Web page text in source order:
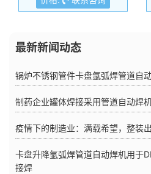
最新新闻动态
锅炉不锈钢管件卡盘氩弧焊管道自
制药企业罐体焊接采用管道自动焊
疫情下的制造业：满载希望，整装出
卡盘升降氩弧焊管道自动焊机用于
接焊